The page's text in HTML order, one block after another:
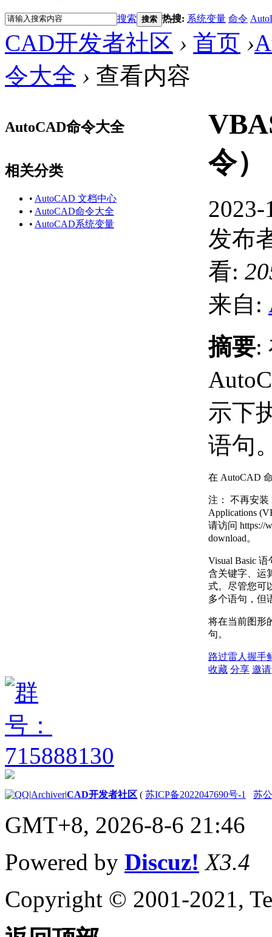
搜索 搜索 热搜: 系统变量 命令
CAD开发者社区 › 首页 ›
令大全 › 查看内容
AutoCAD命令大全
相关分类
• AutoCAD 文档中心
• AutoCAD命令大全
• AutoCAD系统变量
令）
2023-
发布
看:
来自:
摘要:
示下
语句
在 AutoCAD
注：
不再安装
Applications
请访问 https://
download。
Visual Basic
含关键字、运
式。尽管您可
多个语句，但
将在当前图形
句。
路过雷人 握手
收藏 分享 邀请
|Archiver|CAD开发者社区 ( 苏ICP备2022047690号-1 苏
GMT+8, 2026-8-6 21:46
Powered by Discuz! X3.4
Copyright © 2001-2021,